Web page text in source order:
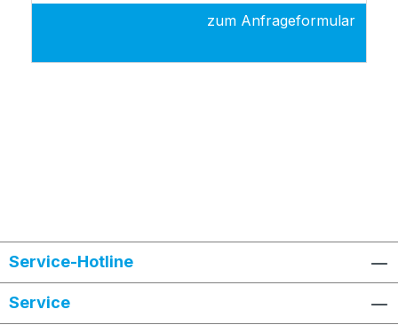
zum Anfrageformular
Service-Hotline
Service